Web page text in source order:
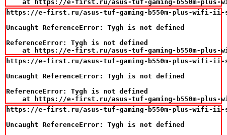
at https://e-first.ru/asus-tuf-gaming-b550m-
https://e-first.ru/asus-tuf-gaming-b550m-plus-wifi-ii-soc-
Uncaught ReferenceError: Tygh is not defined
ReferenceError: Tygh is not defined
at https://e-first.ru/asus-tuf-gaming-b550m-
https://e-first.ru/asus-tuf-gaming-b550m-plus-wifi-ii-
Uncaught ReferenceError: Tygh is not defined
ReferenceError: Tygh is not defined
at https://e-first.ru/asus-tuf-gaming-b550m-
https://e-first.ru/asus-tuf-gaming-b550m-plus-wifi-ii-
Uncaught ReferenceError: Tygh is not defined